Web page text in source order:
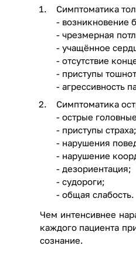
Симптоматика
- возникновение
- чрезмерная
- учащённое
- отсутствие
- приступы
- агрессивность
Симптоматика
- острые
- приступы страха;
- нарушения
- нарушение
- дезориентация;
- судороги;
- общая слабость.
Чем интенсивнее
каждого пациента
сознание.